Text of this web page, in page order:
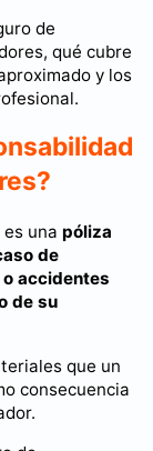
de
qué cubre
y los
una póliza
de
accidentes
de su
que un
consecuencia